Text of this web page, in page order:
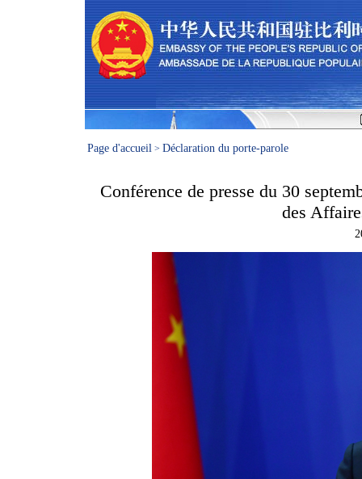
Page d'accueil > Déclaration du porte-parole
Conférence de presse du 30
des